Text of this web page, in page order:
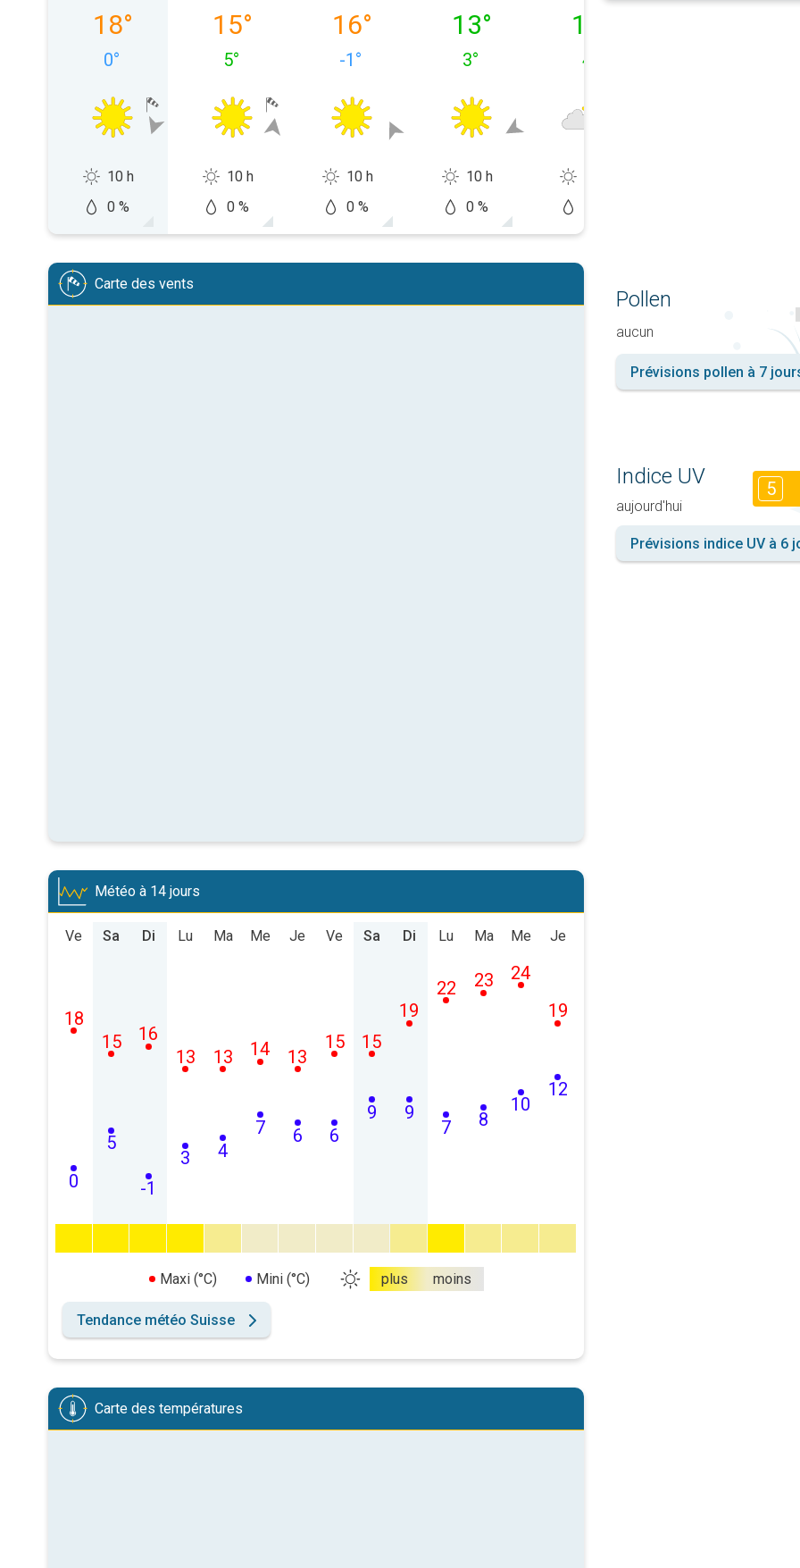
18°
0°
10 h
0 %
15°
5°
10 h
0 %
16°
-1 °
10 h
0 %
13°
3°
10 h
0 %
13
4
Carte des vents
Météo à 14 jours
Ve
0
18
Sa
5
15
Di
-1
16
Lu
3
13
Ma
4
13
Me
7
14
Je
6
13
Ve
6
15
Sa
9
15
Di
9
19
Lu
7
22
Ma
8
23
Me
10
24
Je
12
19
Maxi (°C) Mini (°C) plus moins
Tendance météo Suisse
Carte des températures
Pollen
aucun
Prévisions pollen à 7
Indice UV
aujourd'hui
5
Prévisions indice UV à 6